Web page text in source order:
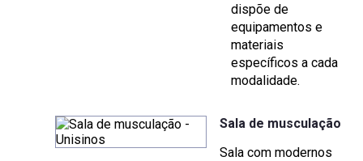
dispõe de
equipamentos e
materiais
específicos a cada
modalidade.
Sala de musculação
Sala com modernos